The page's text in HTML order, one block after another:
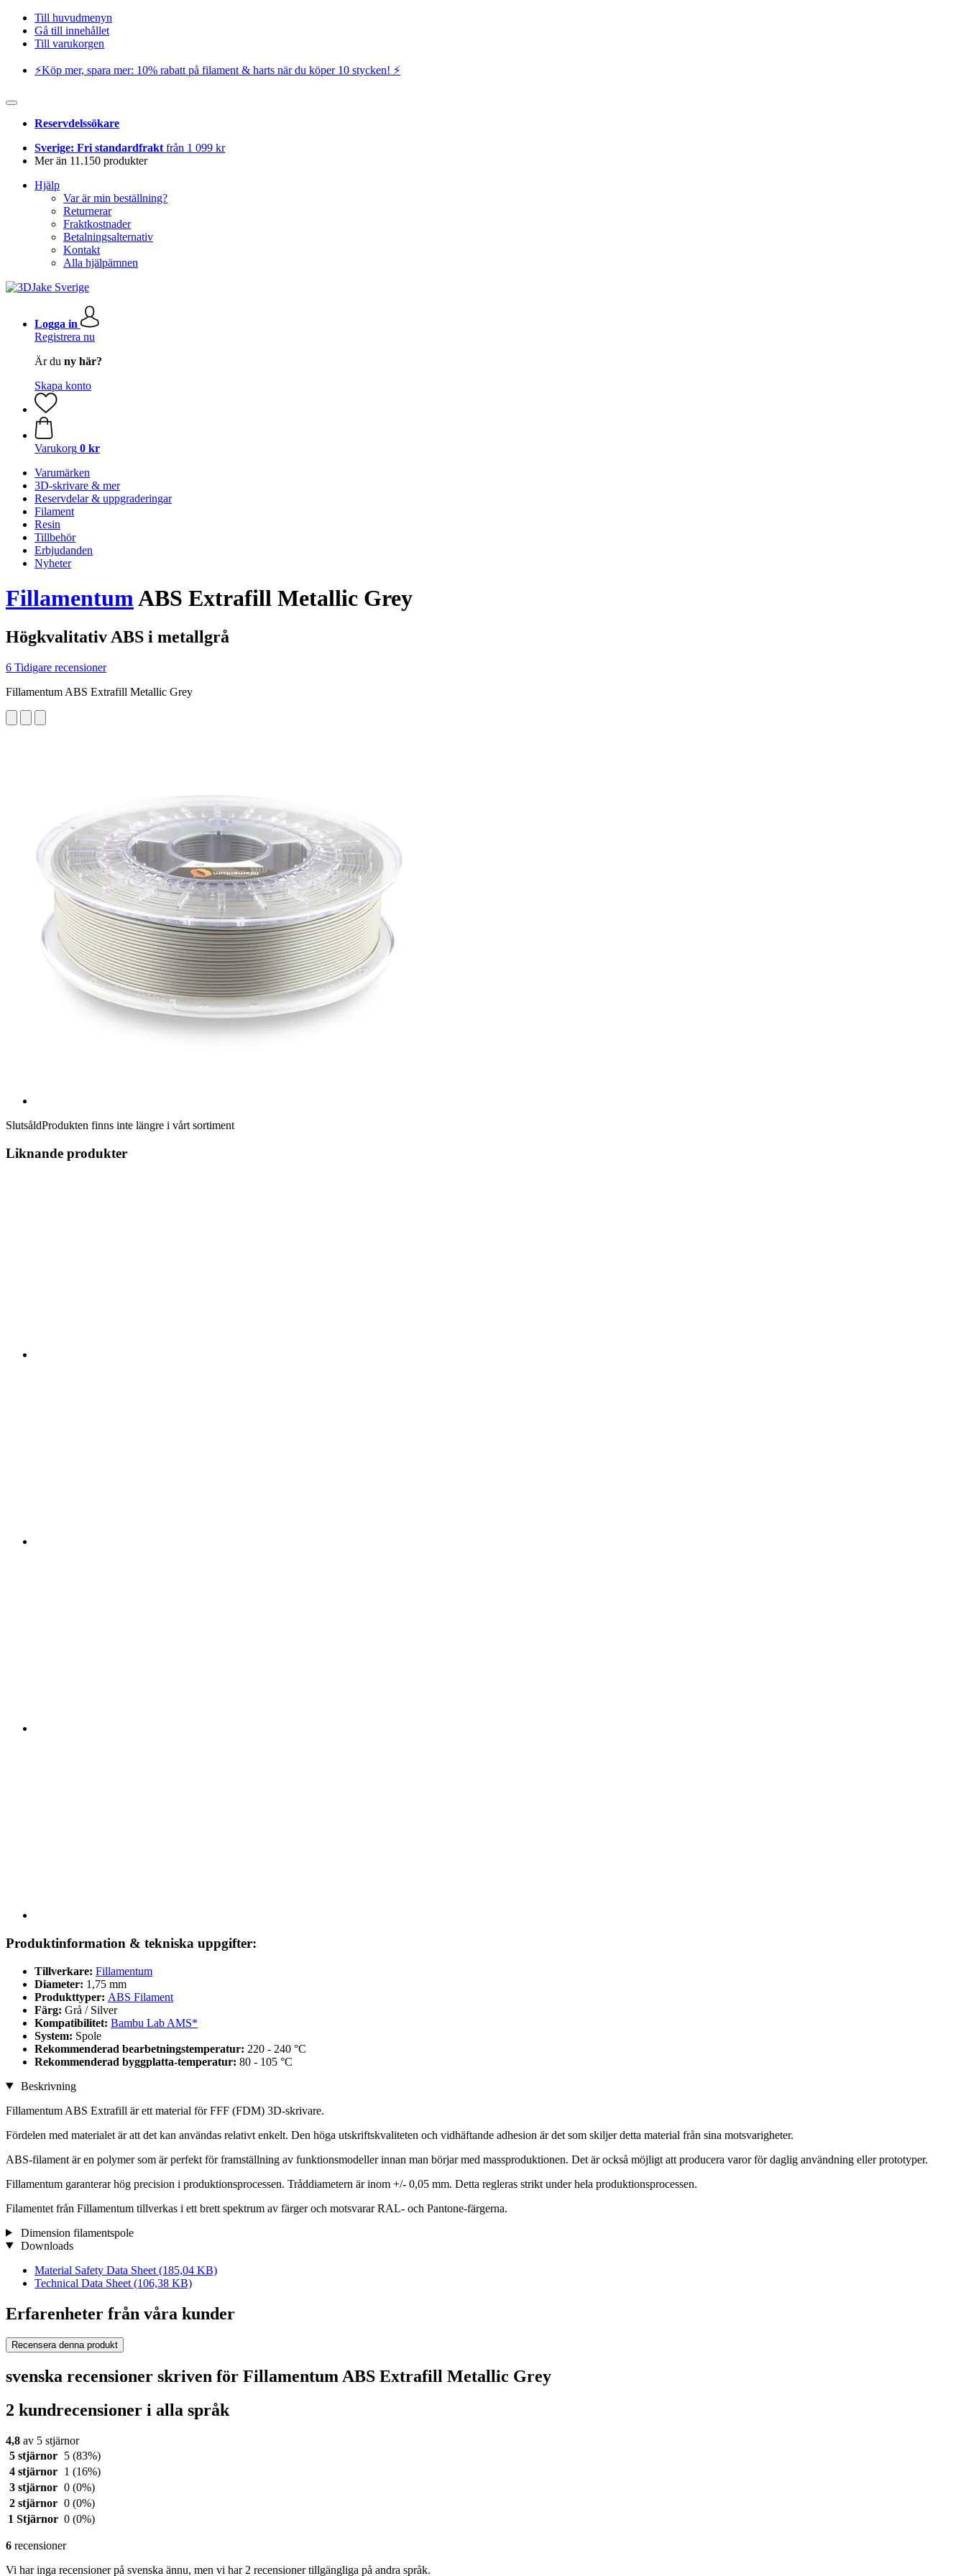
Till huvudmenyn
Gå till innehållet
Till varukorgen
⚡️Köp mer, spara mer: 10% rabatt på filament & harts när du köper 10 stycken! ⚡️
Reservdelssökare
Sverige: Fri standardfrakt från 1 099 kr
Mer än 11.150 produkter
Hjälp
Var är min beställning?
Returnerar
Fraktkostnader
Betalningsalternativ
Kontakt
Alla hjälpämnen
Logga in
Registrera nu
Är du ny här?
Skapa konto
Varukorg 0 kr
Varumärken
3D-skrivare & mer
Reservdelar & uppgraderingar
Filament
Resin
Tillbehör
Erbjudanden
Nyheter
FillamentumABS Extrafill Metallic Grey
Högkvalitativ ABS i metallgrå
6 Tidigare recensioner
Fillamentum ABS Extrafill Metallic Grey
SlutsåldProdukten finns inte längre i vårt sortiment
Liknande produkter
Produktinformation & tekniska uppgifter:
Tillverkare: Fillamentum
Diameter: 1,75 mm
Produkttyper: ABS Filament
Färg: Grå / Silver
Kompatibilitet: Bambu Lab AMS*
System: Spole
Rekommenderad bearbetningstemperatur: 220 - 240 °C
Rekommenderad byggplatta-temperatur: 80 - 105 °C
Beskrivning
Fillamentum ABS Extrafill är ett material för FFF (FDM) 3D-skrivare.
Fördelen med materialet är att det kan användas relativt enkelt. Den höga utskriftskvaliteten och vidhäftande adhesion är det som skiljer detta material från sina motsvarigheter.
ABS-filament är en polymer som är perfekt för framställning av funktionsmodeller innan man börjar med massproduktionen. Det är också möjligt att producera varor för daglig användning eller prototyper.
Fillamentum garanterar hög precision i produktionsprocessen. Tråddiametern är inom +/- 0,05 mm. Detta regleras strikt under hela produktionsprocessen.
Filamentet från Fillamentum tillverkas i ett brett spektrum av färger och motsvarar RAL- och Pantone-färgerna.
Dimension filamentspole
Downloads
Material Safety Data Sheet (185,04 KB)
Technical Data Sheet (106,38 KB)
Erfarenheter från våra kunder
Recensera denna produkt
svenska recensioner skriven för Fillamentum ABS Extrafill Metallic Grey
2 kundrecensioner i alla språk
4,8 av 5 stjärnor
5 stjärnor
5 (83%)
4 stjärnor
1 (16%)
3 stjärnor 0 (0%)
2 stjärnor 0 (0%)
1 Stjärnor 0 (0%)
6 recensioner
Vi har inga recensioner på svenska ännu, men vi har 2 recensioner tillgängliga på andra språk.